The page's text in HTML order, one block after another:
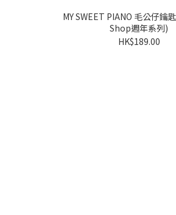
MY SWEET PIANO 毛公仔鑰匙扣(Sanrio
Shop週年系列)
HK$189.00